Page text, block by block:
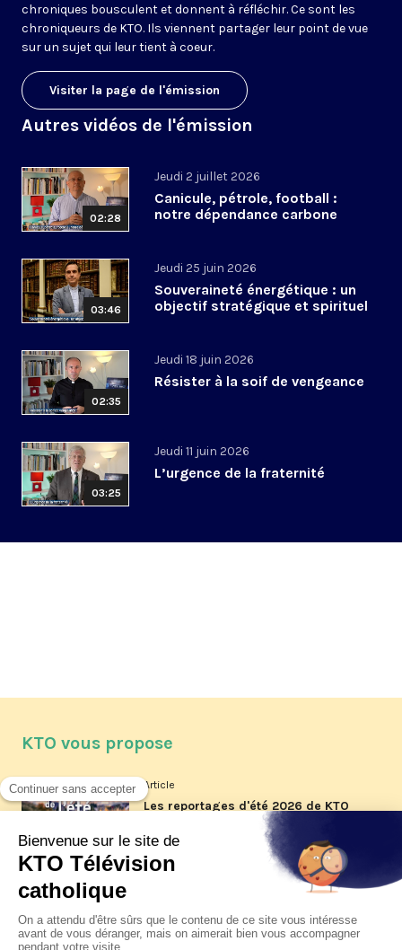
chroniques bousculent et donnent à réfléchir. Ce sont les
chroniqueurs de KTO. Ils viennent partager leur point de vue
sur un sujet qui leur tient à coeur.
Visiter la page de l'émission
Autres vidéos de l'émission
02:28
Jeudi 2 juillet 2026
Canicule, pétrole, football :
notre dépendance carbone
03:46
Jeudi 25 juin 2026
Souveraineté énergétique : un
objectif stratégique et spirituel
02:35
Jeudi 18 juin 2026
Résister à la soif de vengeance
03:25
Jeudi 11 juin 2026
L’urgence de la fraternité
KTO vous propose
Article
Les reportages d'été 2026 de KTO
Article
La visite pastorale du pape Léon
jeudi 6 août